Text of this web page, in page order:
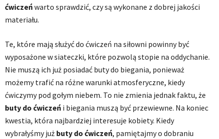
ćwiczeńwarto sprawdzić, czy są wykonane z dobrej jakości
materiału.
Te, które mają służyć do ćwiczeń na siłowni powinny być
wyposażone w siateczki, które pozwolą stopie na oddychanie.
Nie muszą ich już posiadać buty do biegania, ponieważ
możemy trafić na różne warunki atmosferyczne, kiedy
ćwiczymy pod gołym niebem. To nie zmienia jednak faktu, że
buty do ćwiczeń i biegania muszą być przewiewne. Na koniec
kwestia, która najbardziej interesuje kobiety. Kiedy
wybrałyśmy już buty do ćwiczeń, pamiętajmy o dobraniu